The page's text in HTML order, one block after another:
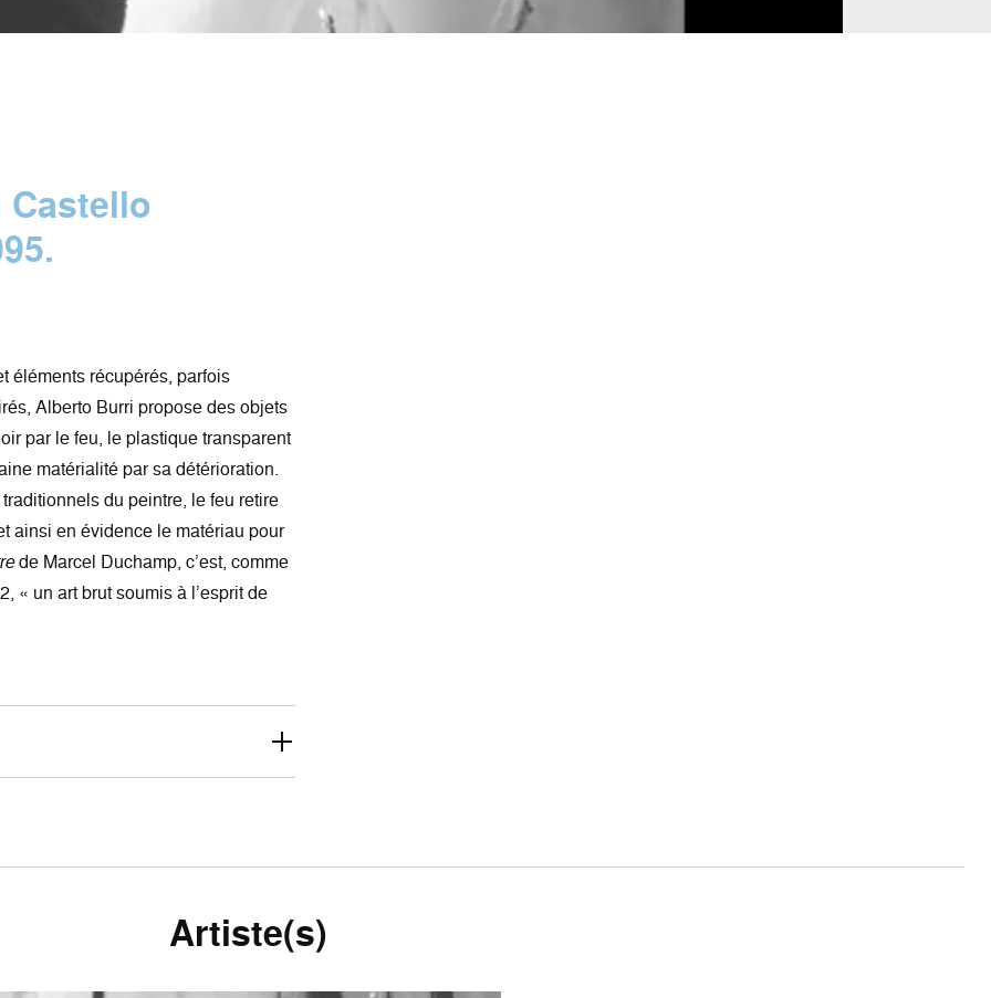
Castello
éléments récupérés, parfois
Alberto Burri propose des objets
par le feu, le plastique transparent
matérialité par sa détérioration.
du peintre, le feu retire
ainsi en évidence le matériau pour
de Marcel Duchamp, c’est, comme
« un art brut soumis à l’esprit de
Artiste(s)